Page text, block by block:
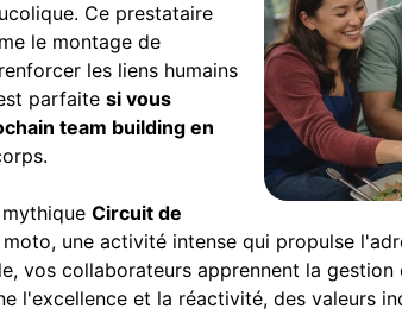
Ce prestataire
le montage de
les liens humains
parfaite si vous
team building en
Circuit de
une activité intense qui propulse
vos collaborateurs apprennent la
l'excellence et la réactivité, des valeurs